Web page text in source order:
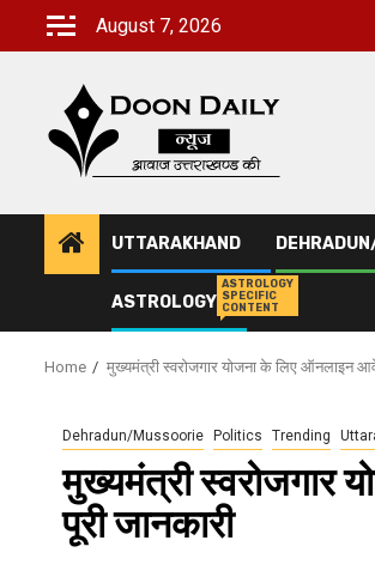
August 7, 2026
UTTARAKHAND
ASTROLOGY
ASTROLOGY
SPECIFIC
CONTENT
Home मुख्यमंत्री स्वरोजगार योजना के लिए ऑनलाइन
Dehradun/Mussoorie Politics Trending
मुख्यमंत्री स्वरोजगार
पूरी जानकारी